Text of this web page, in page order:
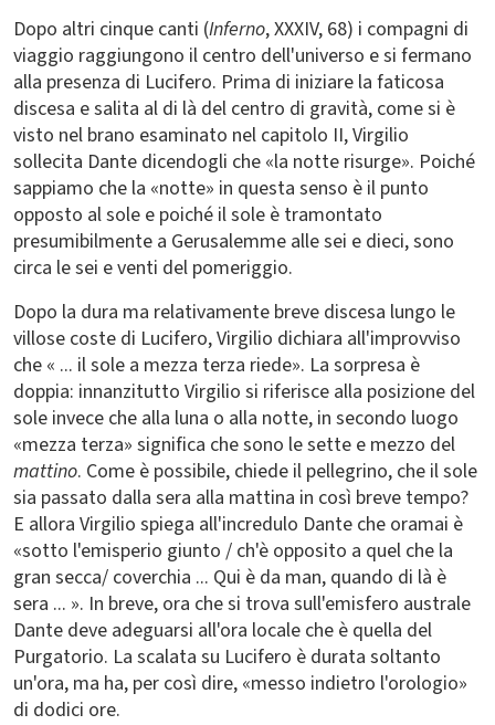
Dopo altri cinque canti (Inferno, XXXIV, 68) i compagni di
viaggio raggiungono il centro dell'universo e si fermano
alla presenza di Lucifero. Prima di iniziare la faticosa
discesa e salita al di là del centro di gravità, come si è
visto nel brano esaminato nel capitolo II, Virgilio
sollecita Dante dicendogli che «la notte risurge». Poiché
sappiamo che la «notte» in questa senso è il punto
opposto al sole e poiché il sole è tramontato
presumibilmente a Gerusalemme alle sei e dieci, sono
circa le sei e venti del pomeriggio.
Dopo la dura ma relativamente breve discesa lungo le
villose coste di Lucifero, Virgilio dichiara all'improvviso
che « ... il sole a mezza terza riede». La sorpresa è
doppia: innanzitutto Virgilio si riferisce alla posizione del
sole invece che alla luna o alla notte, in secondo luogo
«mezza terza» significa che sono le sette e mezzo del
mattino. Come è possibile, chiede il pellegrino, che il sole
sia passato dalla sera alla mattina in così breve tempo?
E allora Virgilio spiega all'incredulo Dante che oramai è
«sotto l'emisperio giunto / ch'è opposito a quel che la
gran secca/ coverchia ... Qui è da man, quando di là è
sera ... ». In breve, ora che si trova sull'emisfero australe
Dante deve adeguarsi all'ora locale che è quella del
Purgatorio. La scalata su Lucifero è durata soltanto
un'ora, ma ha, per così dire, «messo indietro l'orologio»
di dodici ore.